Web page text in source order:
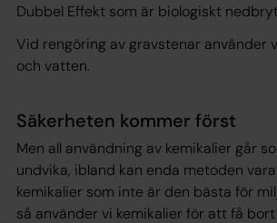
Dubbel Effekt som är biologiskt
Vid rengöring av gravstenar använder
och vatten.
Säkerheten kommer först
Men all användning av kemikalier går
undvika, ibland kan enda metoden
kemikalier som inte är den bästa för
så använder vi kemikalier för att få